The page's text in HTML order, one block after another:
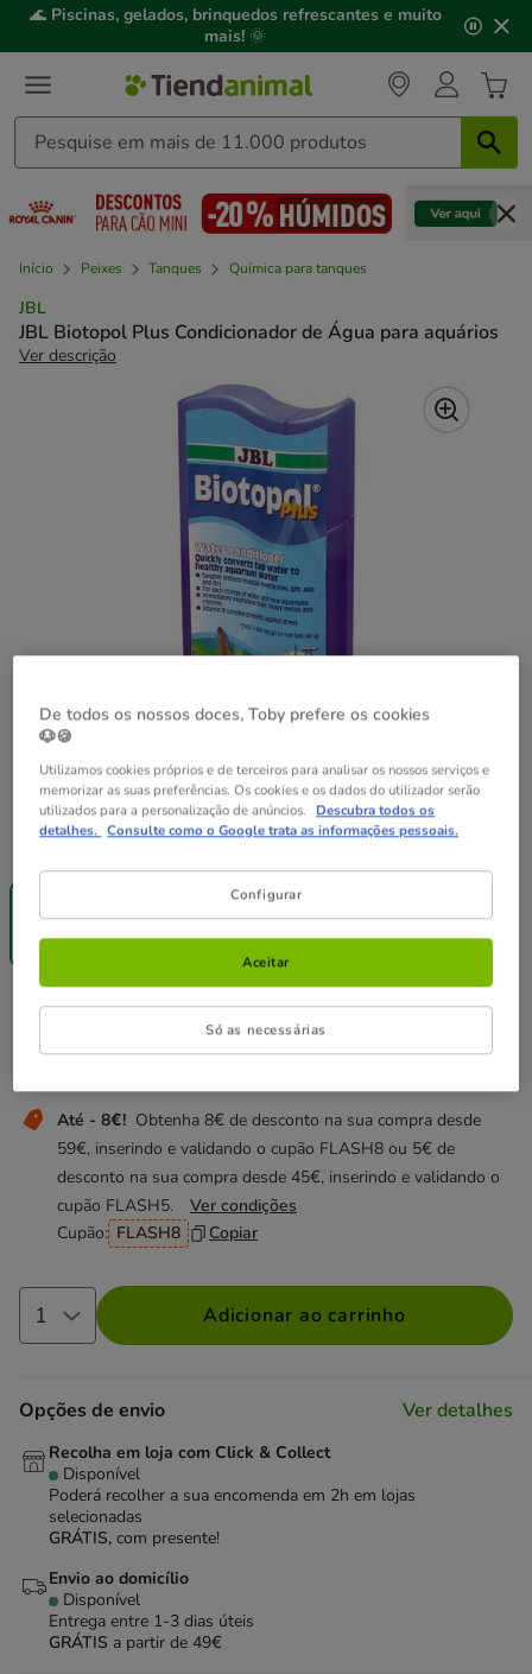
3,
mensagem,
🌊 Piscinas, gelados, brinquedos refrescantes e muito
mais! 🌞
Início Peixes Tanques Química para tanques
JBL
JBL Biotopol Plus Condicionador de Água para aquários
Ver descrição
Peso:500 ml
Até - 8€!
29.49€
(58.98€ / l)
Até - 8€! Obtenha 8€ de desconto na sua compra desde
59€, inserindo e validando o cupão FLASH8 ou 5€ de
desconto na sua compra desde 45€, inserindo e validando o
cupão FLASH5.
Ver condições
Cupão: FLASH8 Copiar
Preço 29.49€, 58.98 EUR por l
29.49€ (58.98€ / l)
Adicionar ao carrinho
Opções de envio Ver detalhes
Recolha em loja com Click & Collect
Disponível
Poderá recolher a sua encomenda em 2h em lojas
selecionadas
GRÁTIS, com presente!
Envio ao domicílio
Disponível
Entrega entre 1-3 dias úteis
GRÁTIS a partir de 49€
De todos os nossos doces, Toby prefere os cookies
🐶🍪
Utilizamos cookies próprios e de terceiros para analisar os nossos serviços e
memorizar as suas preferências. Os cookies e os dados do utilizador serão
utilizados para a personalização de anúncios. Descubra todos os
detalhes. Consulte como o Google trata as informações pessoais.
Configurar
Só as necessárias
Aceitar